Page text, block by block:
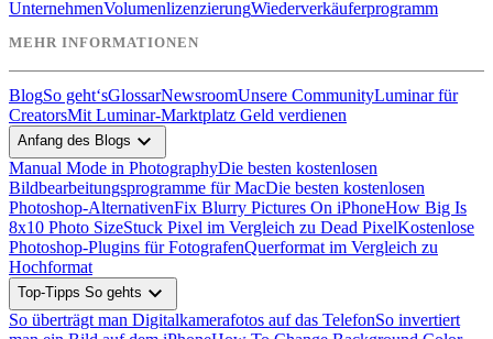
UnternehmenVolumenlizenzierungWiederverkäuferprogramm
MEHR INFORMATIONEN
BlogSo geht‘sGlossarNewsroomUnsere CommunityLuminar für
CreatorsMit Luminar-Marktplatz Geld verdienen
Anfang des Blogs expand_more
Manual Mode in PhotographyDie besten kostenlosen
Bildbearbeitungsprogramme für MacDie besten kostenlosen
Photoshop-AlternativenFix Blurry Pictures On iPhoneHow Big Is
8x10 Photo SizeStuck Pixel im Vergleich zu Dead PixelKostenlose
Photoshop-Plugins für FotografenQuerformat im Vergleich zu
Hochformat
Top-Tipps So gehts expand_more
So überträgt man Digitalkamerafotos auf das TelefonSo invertiert